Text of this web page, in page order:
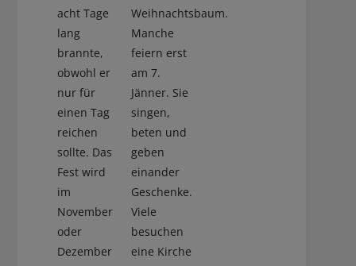
acht Tage
lang
brannte,
obwohl er
nur für
einen Tag
reichen
sollte. Das
Fest wird
im
November
oder
Dezember
Weihnachtsbaum.
Manche
feiern erst
am 7.
Jänner. Sie
singen,
beten und
geben
einander
Geschenke.
Viele
besuchen
eine Kirche